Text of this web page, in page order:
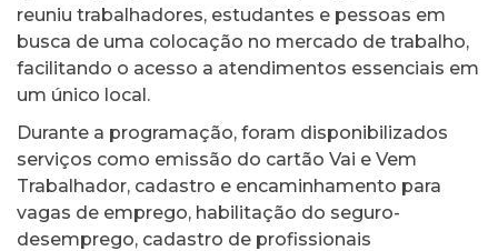
reuniu trabalhadores, estudantes e pessoas em
busca de uma colocação no mercado de trabalho,
facilitando o acesso a atendimentos essenciais em
um único local.
Durante a programação, foram disponibilizados
serviços como emissão do cartão Vai e Vem
Trabalhador, cadastro e encaminhamento para
vagas de emprego, habilitação do seguro-
desemprego, cadastro de profissionais